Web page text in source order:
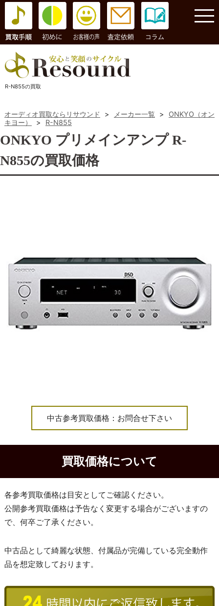
コラム
R-N855の買取
オーディオ買取ならリサウンド > メーカー一覧 >
ONKYO（オン
キヨー）
> R-N855
ONKYO プリメインアンプ R-
N855の買取価格
中古参考買取価格：お問合せ下さい
買取価格について
各参考買取価格は目安としてご確認ください。
公開参考買取価格は予告なく変更する場合がございますの
で、何卒ご了承ください。
中古品として綺麗な状態、付属品が完備している完全動作
品を想定致しております。